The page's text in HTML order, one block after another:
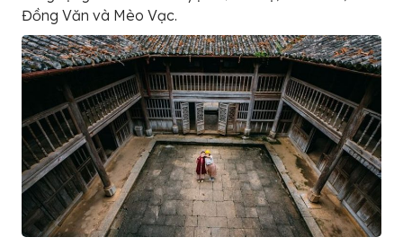
Đồng Văn và Mèo Vạc.